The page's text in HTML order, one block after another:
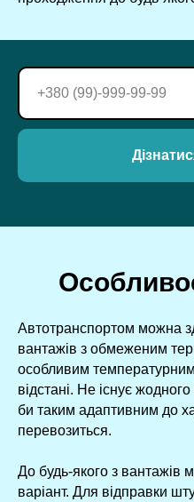
Автотранспортом можна
вантажів з обмеженим
особливим
відстані. Не існує
би таким адаптивним до
перевозиться.
До будь-якого з вантажів
варіант. Для відправки